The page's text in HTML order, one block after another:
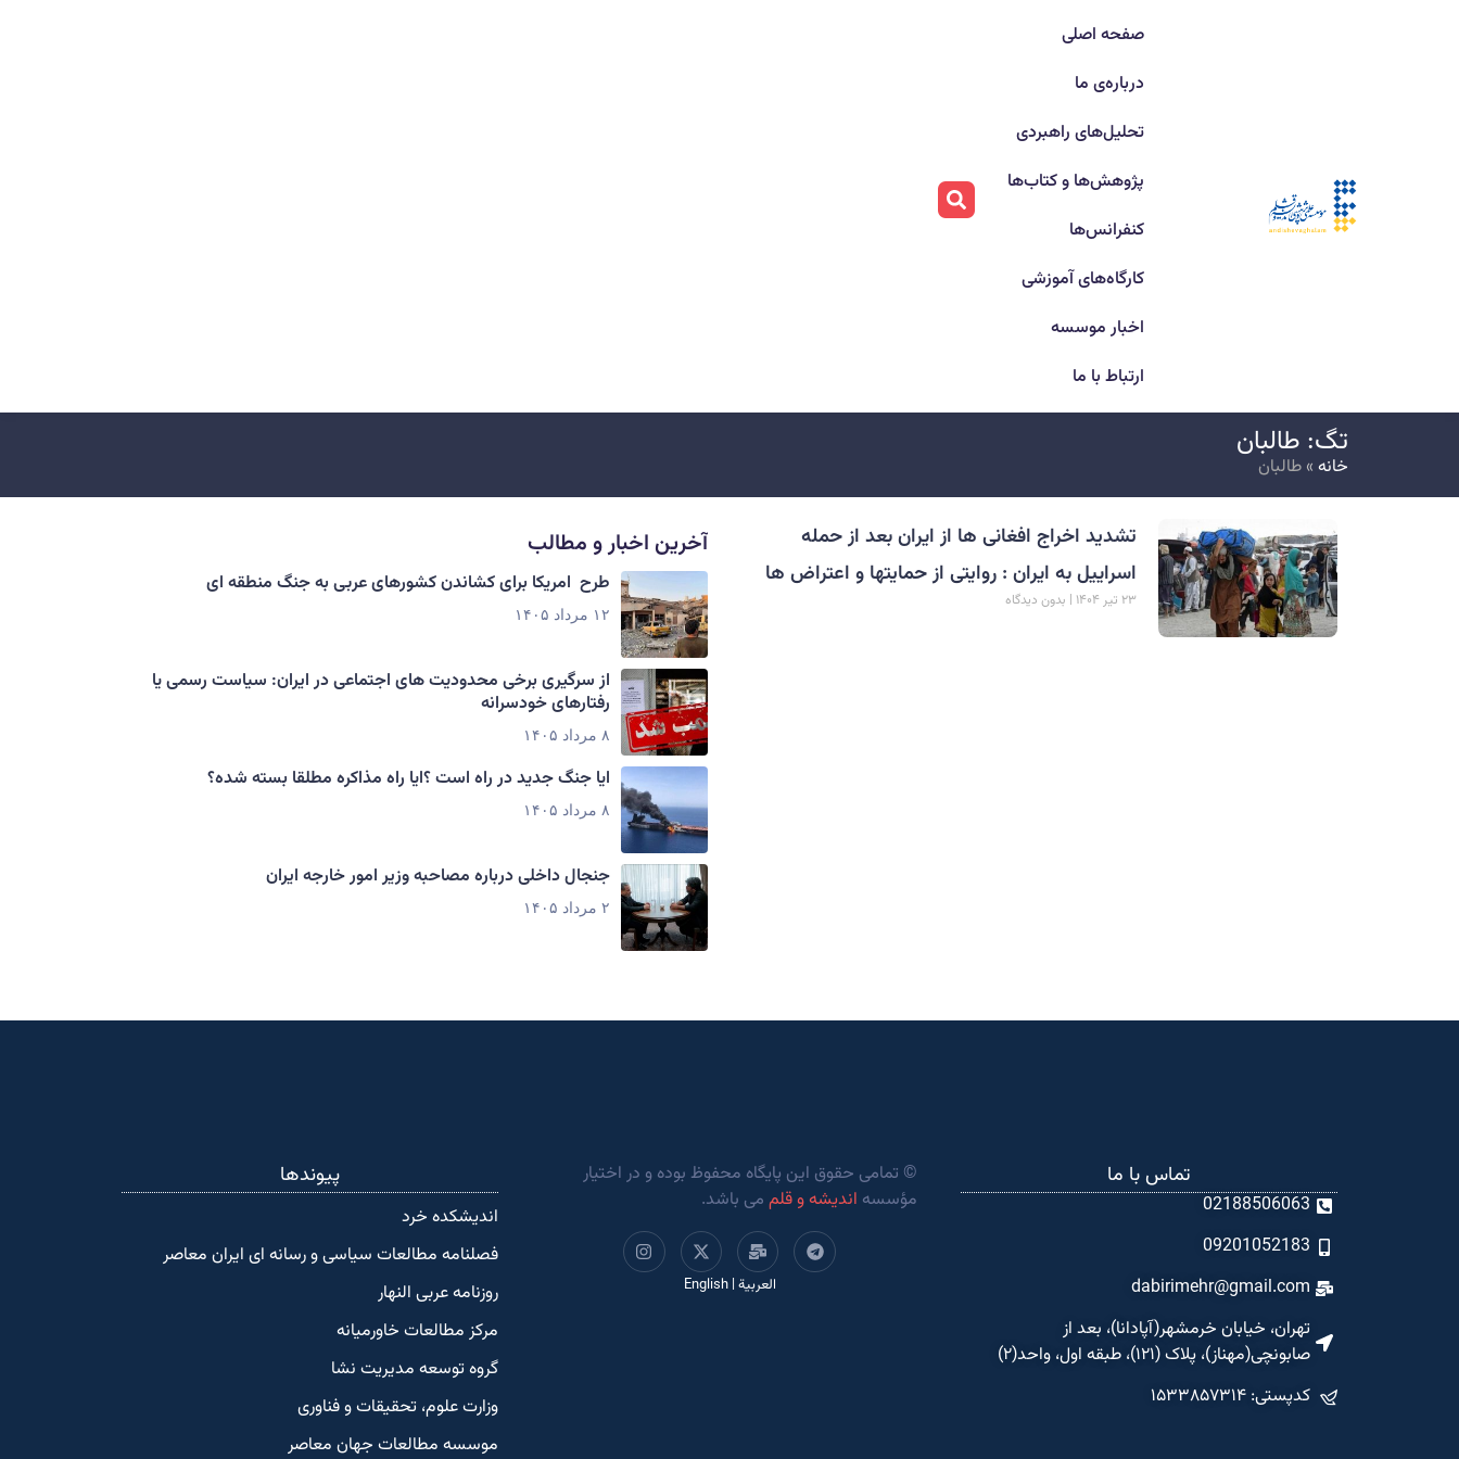
صفحه اصلی
درباره‌ی ما
تحلیل‌های راهبردی
پژوهش‌ها و کتاب‌ها
کنفرانس‌ها
کارگاه‌های آموزشی
اخبار موسسه
ارتباط با ما
تگ: طالبان
خانه » طالبان
تشدید اخراج افغانی ها از ایران بعد از حمله
اسراییل به ایران : روایتی از حمایتها و اعتراض ها
۲۳ تیر ۱۴۰۴ بدون دیدگاه
آخرین اخبار و مطالب
طرح امریکا برای کشاندن کشورهای عربی به جنگ منطقه ای
۱۲ مرداد ۱۴۰۵
از سرگیری برخی محدودیت های اجتماعی در ایران: سیاست رسمی یا
رفتارهای خودسرانه
۸ مرداد ۱۴۰۵
ایا جنگ جدید در راه است ؟ایا راه مذاکره مطلقا بسته شده؟
۸ مرداد ۱۴۰۵
جنجال داخلی درباره مصاحبه وزیر امور خارجه ایران
۲ مرداد ۱۴۰۵
تماس با ما
02188506063
09201052183
dabirimehr@gmail.com
تهران، خیابان خرمشهر(آپادانا)، بعد از
صابونچی(مهناز)، پلاک (۱۲۱)، طبقه اول، واحد(۲)
کدپستی: ۱۵۳۳۸۵۷۳۱۴
© تمامی حقوق این پایگاه محفوظ بوده و در اختیار
مؤسسه اندیشه و قلممی باشد.
العربية |
English
پیوندها
اندیشکده‌ خرد
فصلنامه مطالعات سیاسی و رسانه ای ایران معاصر
روزنامه عربی النهار
مرکز مطالعات خاورمیانه
گروه توسعه مدیریت نشا
وزارت علوم، تحقیقات و فناوری
موسسه مطالعات جهان معاصر